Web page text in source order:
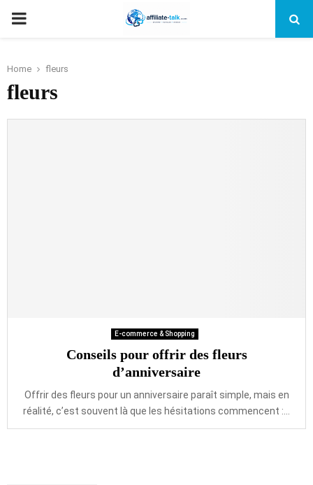
PRIMARY
Home fleurs
fleurs
E-commerce & Shopping
Conseils pour offrir des fleurs
d’anniversaire
Offrir des fleurs pour un anniversaire paraît simple, mais en
réalité, c’est souvent là que les hésitations commencent :...